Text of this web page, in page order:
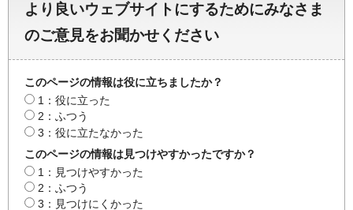
より良いウェブサイトにするためにみなさま
のご意見をお聞かせください
このページの情報は役に立ちましたか？
1：役に立った
2：ふつう
3：役に立たなかった
このページの情報は見つけやすかったですか？
1：見つけやすかった
2：ふつう
3：見つけにくかった